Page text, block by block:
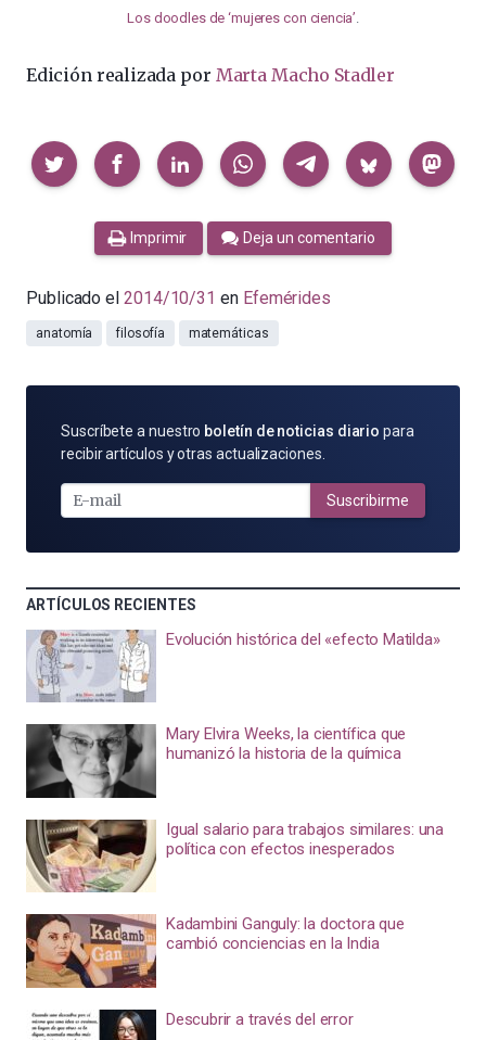
Los doodles de ‘mujeres con ciencia’
Edición realizada por Marta Macho Stadler
Compartir
Imprimir Deja un comentario
Publicado el 2014/10/31 en Efemérides
anatomía filosofía matemáticas
SUSCRÍBETE
POR
MAIL
Suscríbete a nuestro boletín de noticias diario para
recibir artículos y otras actualizaciones.
Suscribirme
ARTÍCULOS RECIENTES
Evolución histórica del «efecto Matilda»
Mary Elvira Weeks, la científica que
humanizó la historia de la química
Igual salario para trabajos similares: una
política con efectos inesperados
Kadambini Ganguly: la doctora que
cambió conciencias en la India
Descubrir a través del error